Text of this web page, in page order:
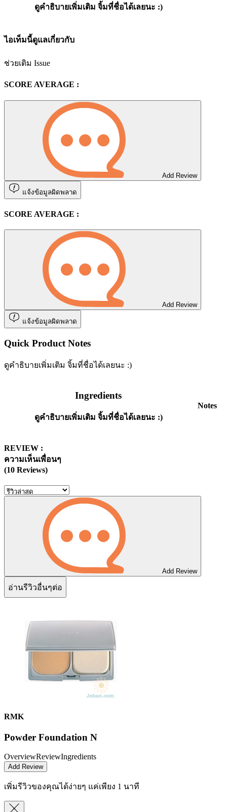
ดูคำธิบายเพิ่มเติม จิ้มที่ชื่อได้เลยนะ :)
ไอเท็มนี้ดูแลเกี่ยวกับ
ช่วยเติม Issue
SCORE AVERAGE :
Add Review
แจ้งข้อมูลผิดพลาด
SCORE AVERAGE :
Add Review
แจ้งข้อมูลผิดพลาด
Quick Product Notes
ดูคำธิบายเพิ่มเติม จิ้มที่ชื่อได้เลยนะ :)
Ingredients
ดูคำธิบายเพิ่มเติม จิ้มที่ชื่อได้เลยนะ :)
Notes
REVIEW :
ความเห็นเพื่อนๆ
(10 Reviews)
Add Review
อ่านรีวิวอื่นๆต่อ
RMK
Powder Foundation N
OverviewReviewIngredients
Add Review
เพิ่มรีวิวของคุณได้ง่ายๆ แค่เพียง 1 นาที